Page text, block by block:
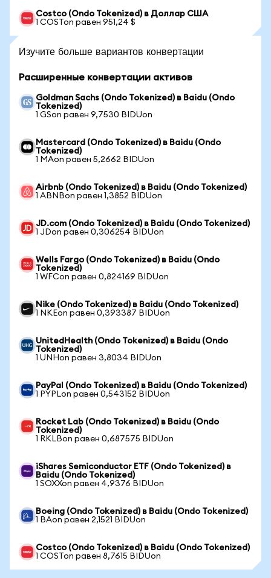
Costco (Ondo Tokenized) в Доллар США
1 COSTon равен 951,24 $
Изучите больше вариантов конвертации
Расширенные конвертации активов
Goldman Sachs (Ondo Tokenized) в Baidu (Ondo
Tokenized)
1 GSon равен 9,7530 BIDUon
Mastercard (Ondo Tokenized) в Baidu (Ondo
Tokenized)
1 MAon равен 5,2662 BIDUon
Airbnb (Ondo Tokenized) в Baidu (Ondo Tokenized)
1 ABNBon равен 1,3852 BIDUon
JD.com (Ondo Tokenized) в Baidu (Ondo Tokenized)
1 JDon равен 0,306254 BIDUon
Wells Fargo (Ondo Tokenized) в Baidu (Ondo
Tokenized)
1 WFCon равен 0,824169 BIDUon
Nike (Ondo Tokenized) в Baidu (Ondo Tokenized)
1 NKEon равен 0,393387 BIDUon
UnitedHealth (Ondo Tokenized) в Baidu (Ondo
Tokenized)
1 UNHon равен 3,8034 BIDUon
PayPal (Ondo Tokenized) в Baidu (Ondo Tokenized)
1 PYPLon равен 0,543152 BIDUon
Rocket Lab (Ondo Tokenized) в Baidu (Ondo
Tokenized)
1 RKLBon равен 0,687575 BIDUon
iShares Semiconductor ETF (Ondo Tokenized) в
Baidu (Ondo Tokenized)
1 SOXXon равен 4,9376 BIDUon
Boeing (Ondo Tokenized) в Baidu (Ondo Tokenized)
1 BAon равен 2,1521 BIDUon
Costco (Ondo Tokenized) в Baidu (Ondo Tokenized)
1 COSTon равен 8,7615 BIDUon